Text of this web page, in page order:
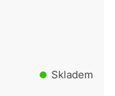
Skladem